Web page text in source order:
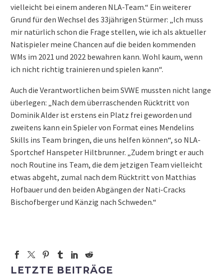
vielleicht bei einem anderen NLA-Team.“ Ein weiterer
Grund für den Wechsel des 33jährigen Stürmer: „Ich muss
mir natürlich schon die Frage stellen, wie ich als aktueller
Natispieler meine Chancen auf die beiden kommenden
WMs im 2021 und 2022 bewahren kann. Wohl kaum, wenn
ich nicht richtig trainieren und spielen kann“.
Auch die Verantwortlichen beim SVWE mussten nicht lange
überlegen: „Nach dem überraschenden Rücktritt von
Dominik Alder ist erstens ein Platz frei geworden und
zweitens kann ein Spieler von Format eines Mendelins
Skills ins Team bringen, die uns helfen können“, so NLA-
Sportchef Hanspeter Hiltbrunner. „Zudem bringt er auch
noch Routine ins Team, die dem jetzigen Team vielleicht
etwas abgeht, zumal nach dem Rücktritt von Matthias
Hofbauer und den beiden Abgängen der Nati-Cracks
Bischofberger und Känzig nach Schweden.“
LETZTE BEITRÄGE